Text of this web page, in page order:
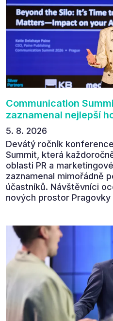
Communication
zaznamenal nejlepší
5. 8. 2026
Devátý ročník
Summit, která
oblasti PR a
zaznamenal mimořádně
účastníků. Návštěvníci
nových prostor
zúčastnit i příštího
výborný program, hezké
absolutně nejlepší
Communication Summit
své zpětné vazbě. Ta
cítit po celý 9. červen v
tématem „Od chaosu k
povedl.